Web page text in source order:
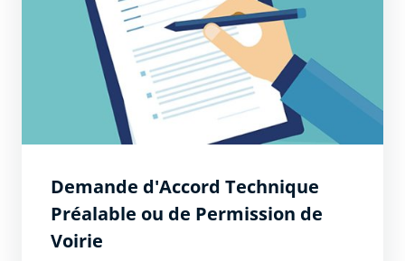
Demande d'Accord Technique
Préalable ou de Permission de
Voirie